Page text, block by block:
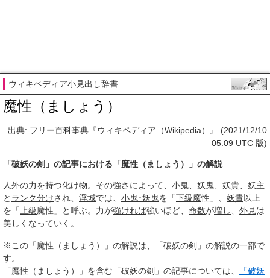
ウィキペディア小見出し辞書
魔性（ましょう）
出典: フリー百科事典『ウィキペディア（Wikipedia）』 (2021/12/10
05:09 UTC 版)
「破妖の剣 」の記事における「魔性（ ましょう ）」の解説
人外の力を持つ化け物。その強さ によって、 小鬼 妖鬼 妖貴
妖主
と ランク分けされ、 浮城では、 小鬼･妖鬼を「下級魔性」、 妖貴以上
を「 上級魔性」と呼ぶ。力が強ければ強いほど、 命数が増し 外見は
美しく なっていく。
※この「魔性（ましょう）」の解説は、「破妖の剣」の解説の一部で
す。
「魔性（ましょう）」を含む「破妖の剣」の記事については、
「破妖